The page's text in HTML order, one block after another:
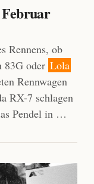
Rennens, ob
83G oder Lola
Rennwagen
RX-7 schlagen
Pendel in …